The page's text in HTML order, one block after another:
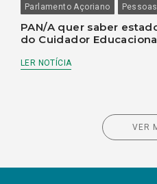
Parlamento Açoriano
Pessoas
PAN/A quer saber
do Cuidador
LER NOTÍCIA
VER